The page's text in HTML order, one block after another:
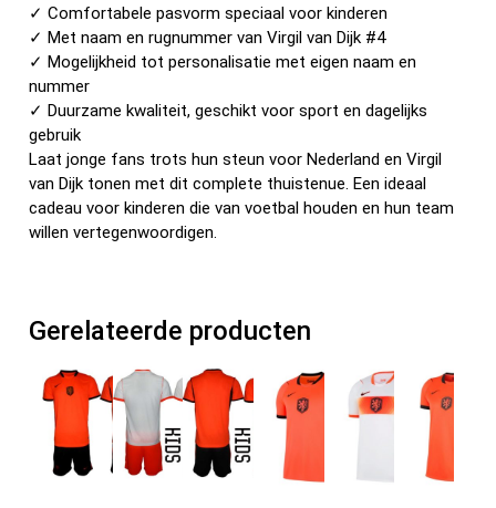
✓ Comfortabele pasvorm speciaal voor kinderen
✓ Met naam en rugnummer van Virgil van Dijk #4
✓ Mogelijkheid tot personalisatie met eigen naam en
nummer
✓ Duurzame kwaliteit, geschikt voor sport en dagelijks
gebruik
Laat jonge fans trots hun steun voor Nederland en Virgil
van Dijk tonen met dit complete thuistenue. Een ideaal
cadeau voor kinderen die van voetbal houden en hun team
willen vertegenwoordigen.
Gerelateerde producten